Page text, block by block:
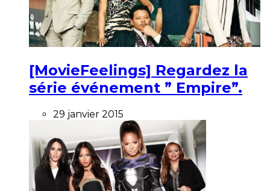
[MovieFeelings] Regardez la
série événement ” Empire”.
29 janvier 2015